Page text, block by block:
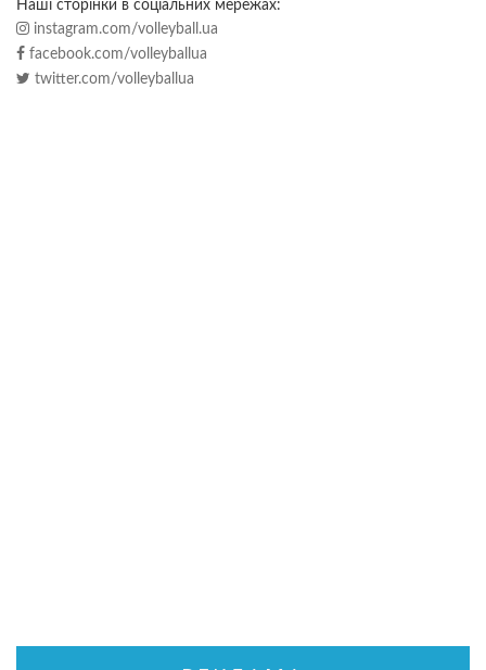
Наші сторінки в соціальних мережах:
instagram.com/volleyball.ua
facebook.com/volleyballua
twitter.com/volleyballua